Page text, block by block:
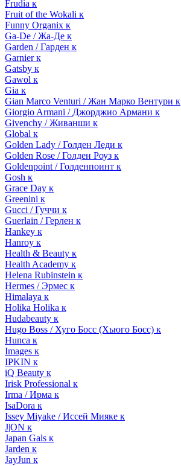
Frudia к
Fruit of the Wokali к
Funny Organix к
Ga-De / Жа-Де к
Garden / Гарден к
Garnier к
Gatsby к
Gawol к
Gia к
Gian Marco Venturi / Жан Марко Вентури к
Giorgio Armani / Джорджио Армани к
Givenchy / Живанши к
Global к
Golden Lady / Голден Леди к
Golden Rose / Голден Роуз к
Goldenpoint / Голденпоинт к
Gosh к
Grace Day к
Greenini к
Gucci / Гуччи к
Guerlain / Герлен к
Hankey к
Hanroy к
Health & Beauty к
Health Academy к
Helena Rubinstein к
Hermes / Эрмес к
Himalaya к
Holika Holika к
Hudabeauty к
Hugo Boss / Хуго Босс (Хьюго Босс) к
Hunca к
Images к
IPKIN к
iQ Beauty к
Irisk Professional к
Irma / Ирма к
IsaDora к
Issey Miyake / Иссей Мияке к
J|ON к
Japan Gals к
Jarden к
JayJun к